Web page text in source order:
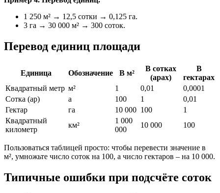
1 250 м² → 12,5 сотки → 0,125 га.
3 га → 30 000 м² → 300 соток.
Перевод единиц площади
Единица Обозначение В м²
В сотках
(арах)
В
гектарах
Квадратный метр м² 1 0,01
0,0001
Сотка (ар)
а 100 1
0,01
Гектар
га 10 000 100
1
Квадратный
километр
км²
1 000
000
10 000 100
Пользоваться таблицей просто: чтобы перевести значение в
м², умножьте число соток на 100, а число гектаров – на 10 000.
Типичные ошибки при подсчёте соток